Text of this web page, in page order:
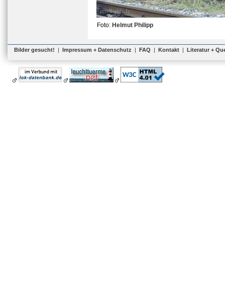
Foto: Helmut Philipp
Bilder gesucht! | Impressum + Datenschutz | FAQ | Kontakt | Literatur +